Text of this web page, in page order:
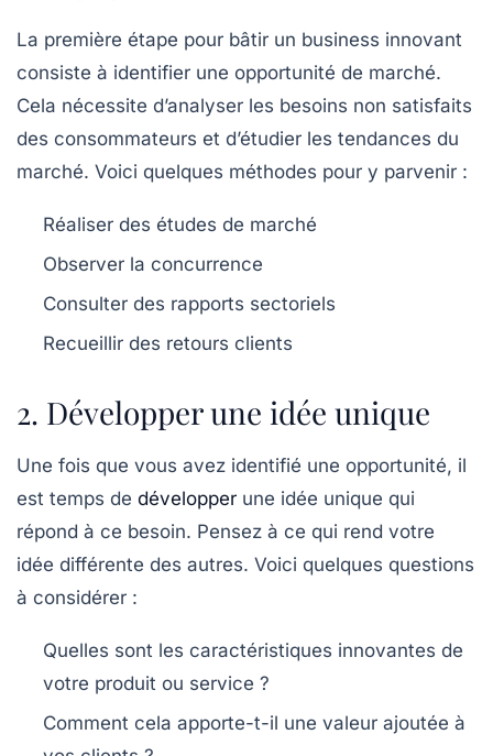
La première étape pour bâtir un business innovant
consiste à identifier une opportunité de marché.
Cela nécessite d’analyser les besoins non satisfaits
des consommateurs et d’étudier les tendances du
marché. Voici quelques méthodes pour y parvenir :
Réaliser des études de marché
Observer la concurrence
Consulter des rapports sectoriels
Recueillir des retours clients
2. Développer une idée unique
Une fois que vous avez identifié une opportunité, il
est temps de développer une idée unique qui
répond à ce besoin. Pensez à ce qui rend votre
idée différente des autres. Voici quelques questions
à considérer :
Quelles sont les caractéristiques innovantes de
votre produit ou service ?
Comment cela apporte-t-il une valeur ajoutée à